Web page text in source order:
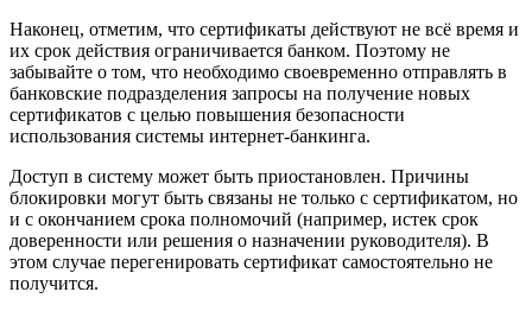
Наконец, отметим, что сертификаты действуют не всё время и
их срок действия ограничивается банком. Поэтому не
забывайте о том, что необходимо своевременно отправлять в
банковские подразделения запросы на получение новых
сертификатов с целью повышения безопасности
использования системы интернет-банкинга.
Доступ в систему может быть приостановлен. Причины
блокировки могут быть связаны не только с сертификатом, но
и с окончанием срока полномочий (например, истек срок
доверенности или решения о назначении руководителя). В
этом случае перегенировать сертификат самостоятельно не
получится.